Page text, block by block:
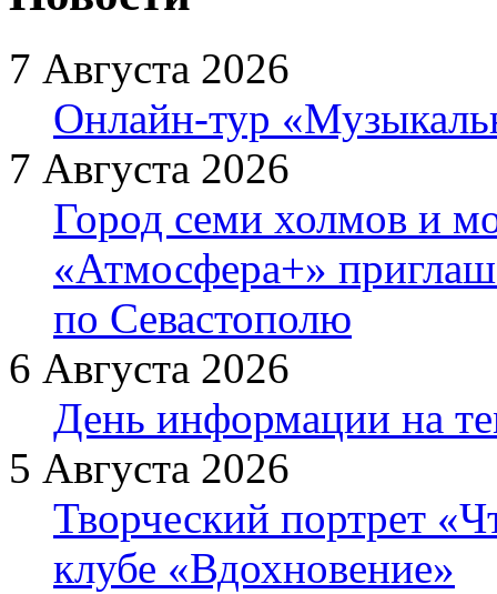
7 Августа 2026
Онлайн-тур
7 Августа 2026
Город семи холмов и
«Атмосфера+»
по Севастополю
6 Августа 2026
День информации на
5 Августа 2026
Творческий портрет
клубе «Вдохновение»